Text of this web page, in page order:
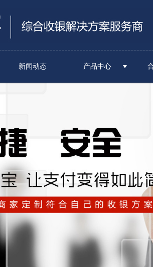
新闻动态 产品中心